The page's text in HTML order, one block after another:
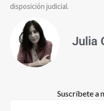
disposición judicial.
Julia
Suscríbete a